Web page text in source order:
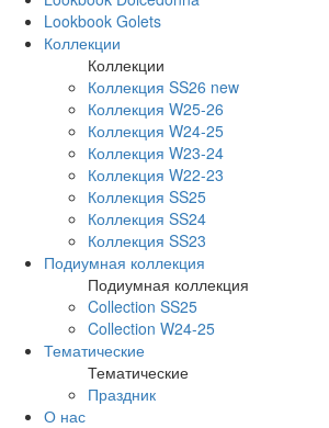
Lookbook Golets
Коллекции
Коллекции
Коллекция SS26 new
Коллекция W25-26
Коллекция W24-25
Коллекция W23-24
Коллекция W22-23
Коллекция SS25
Коллекция SS24
Коллекция SS23
Подиумная коллекция
Подиумная коллекция
Collection SS25
Collection W24-25
Тематические
Тематические
Праздник
О нас